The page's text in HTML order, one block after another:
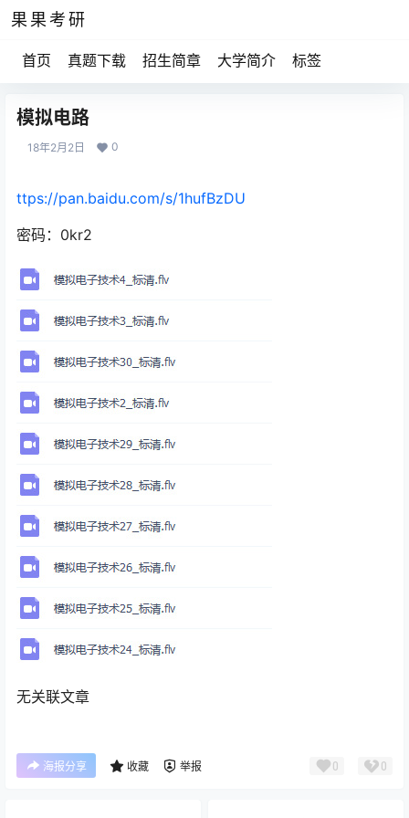
果果考研
首页 真题下载 招生简章 大学简介 标签
模拟电路
18年2月2日 0
ttps://pan.baidu.com/s/1hufBzDU
密码：0kr2
无关联文章
海报分享 收藏 举报 0 0